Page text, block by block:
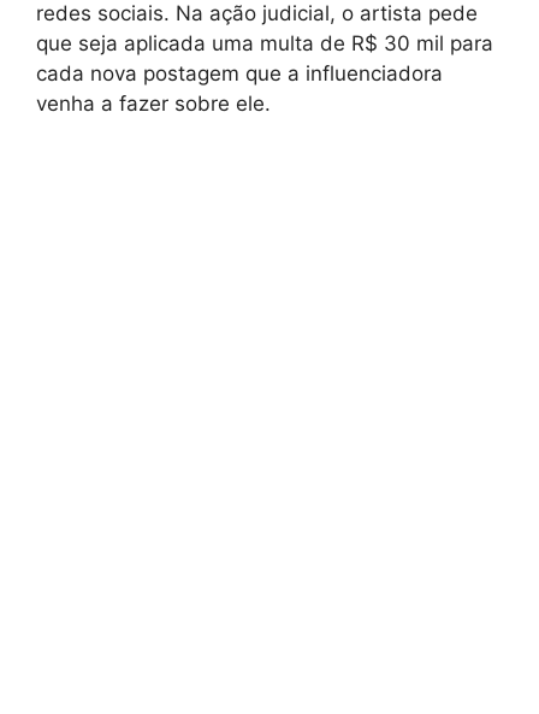
redes sociais. Na ação judicial, o artista pede
que seja aplicada uma multa de R$ 30 mil para
cada nova postagem que a influenciadora
venha a fazer sobre ele.